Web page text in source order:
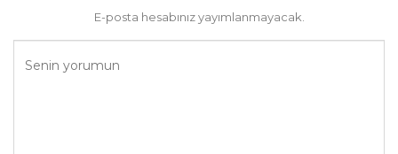
E-posta hesabınız yayımlanmayacak.